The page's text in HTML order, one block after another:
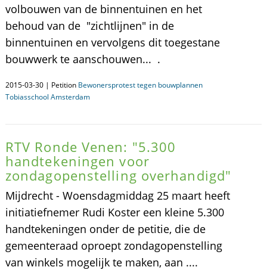
volbouwen van de binnentuinen en het
behoud van de "zichtlijnen" in de
binnentuinen en vervolgens dit toegestane
bouwwerk te aanschouwen... .
2015-03-30 | Petition Bewonersprotest tegen bouwplannen
Tobiasschool Amsterdam
RTV Ronde Venen: "5.300
handtekeningen voor
zondagopenstelling overhandigd"
Mijdrecht - Woensdagmiddag 25 maart heeft
initiatiefnemer Rudi Koster een kleine 5.300
handtekeningen onder de petitie, die de
gemeenteraad oproept zondagopenstelling
van winkels mogelijk te maken, aan ....